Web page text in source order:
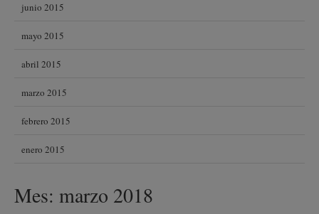
junio 2015
mayo 2015
abril 2015
marzo 2015
febrero 2015
enero 2015
Mes: marzo 2018